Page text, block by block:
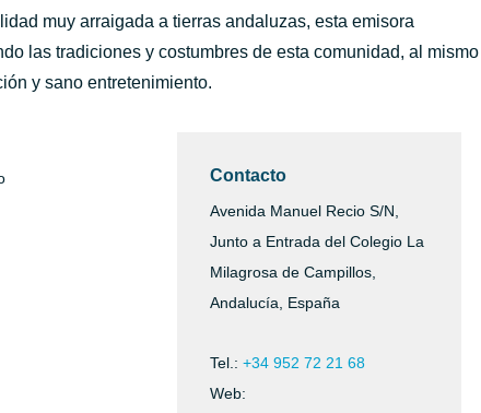
muy arraigada a tierras andaluzas, esta emisora
las tradiciones y costumbres de esta comunidad, al mismo
y sano entretenimiento.
Contacto
Avenida Manuel Recio S/N,
Junto a Entrada del Colegio La
Milagrosa de Campillos,
Andalucía, España
Tel.: +34 952 72 21 68
Web: